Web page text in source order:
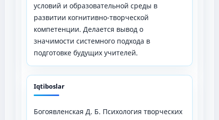
условий и образовательной среды в
развитии когнитивно-творческой
компетенции. Делается вывод о
значимости системного подхода в
подготовке будущих учителей.
Iqtiboslar
Богоявленская Д. Б. Психология творческих